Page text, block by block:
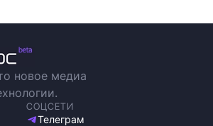
новое медиа
СОЦСЕТИ
Телеграм